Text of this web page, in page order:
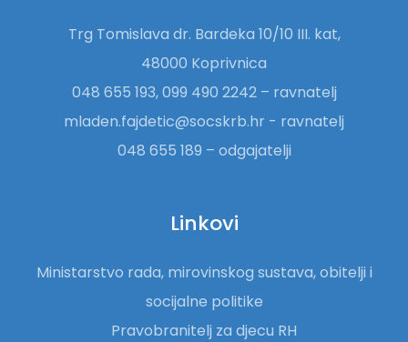
Trg Tomislava dr. Bardeka 10/10 III. kat,
48000 Koprivnica
048 655 193, 099 490 2242 – ravnatelj
mladen.fajdetic@socskrb.hr - ravnatelj
048 655 189 – odgajatelji
Linkovi
Ministarstvo rada, mirovinskog sustava, obitelji i
socijalne politike
Pravobranitelj za djecu RH